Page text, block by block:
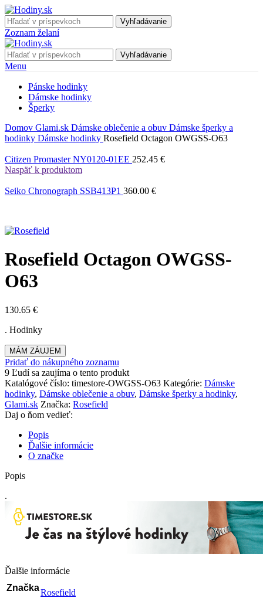
Vyhľadávanie
Zoznam želaní
Vyhľadávanie
Menu
Pánske hodinky
Dámske hodinky
Šperky
Domov Glami.sk Dámske oblečenie a obuv Dámske šperky a
hodinky Dámske hodinky Rosefield Octagon OWGSS-O63
Citizen Promaster NY0120-01EE 252.45 €
Naspäť k produktom
Seiko Chronograph SSB413P1 360.00 €
Rosefield Octagon OWGSS-
O63
130.65 €
. Hodinky
MÁM ZÁUJEM
Pridať do nákupného zoznamu
9 Ľudí sa zaujíma o tento produkt
Katalógové číslo: timestore-OWGSS-O63 Kategórie: Dámske
hodinky, Dámske oblečenie a obuv, Dámske šperky a hodinky,
Glami.sk Značka: Rosefield
Daj o ňom vedieť:
Popis
Ďalšie informácie
O značke
Popis
.
Ďalšie informácie
ZnačkaRosefield